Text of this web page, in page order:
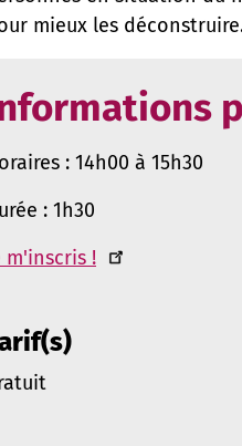
mieux les
: 14h00 à 15h30
: 1h30
m'inscris !